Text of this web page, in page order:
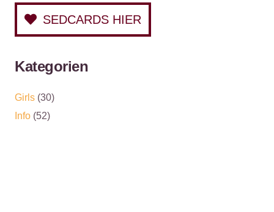
SEDCARDS HIER
Kategorien
Girls (30)
Info (52)